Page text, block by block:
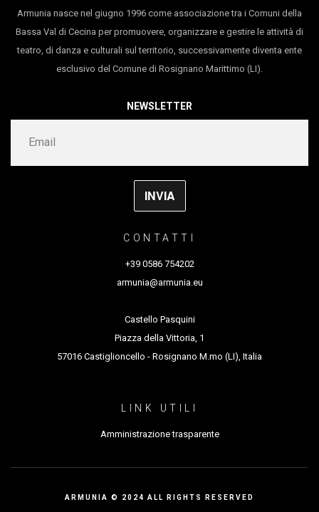
Armunia nasce nel giugno 1996 come associazione tra i Comuni della
Bassa Val di Cecina per promuovere, organizzare e gestire le attività di
teatro, di danza e culturali sul territorio, successivamente diventa ente
esclusivo del Comune di Rosignano Marittimo (LI).
NEWSLETTER
CONTATTI
+39 0586 754202
armunia@armunia.eu
Castello Pasquini
Piazza della Vittoria, 1
57016 Castiglioncello - Rosignano M.mo (LI), Italia
LINK UTILI
Amministrazione trasparente
ARMUNIA © 2024 ALL RIGHTS RESERVED